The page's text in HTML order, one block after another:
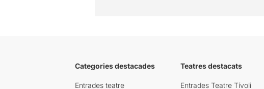
Categories destacades
Entrades teatre
Teatres destacats
Entrades Teatre Tívoli